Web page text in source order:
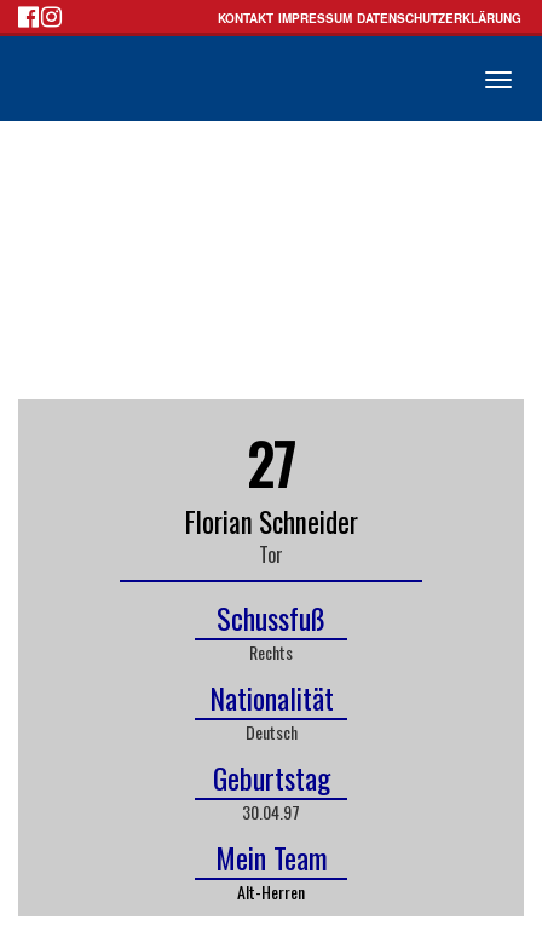
KONTAKT IMPRESSUM DATENSCHUTZERKLÄRUNG
27
Florian Schneider
Tor
Schussfuß
Rechts
Nationalität
Deutsch
Geburtstag
30.04.97
Mein Team
Alt-Herren